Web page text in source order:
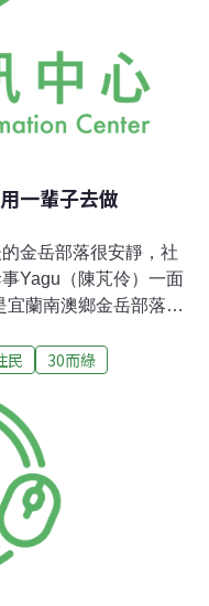
一輩子去做
金岳部落很安靜，社
Yagu（陳芃伶）一面
蘭南澳鄉金岳部落的
到金岳度假、探望爺
全都是金色的，溪裡
裡，所以常常去那條
一個愛織布的奶奶，
理線、奶奶也不時的
奶奶織布，至今這畫
時期及國民政府，當
民遷至平地。金岳部
民 30而綠